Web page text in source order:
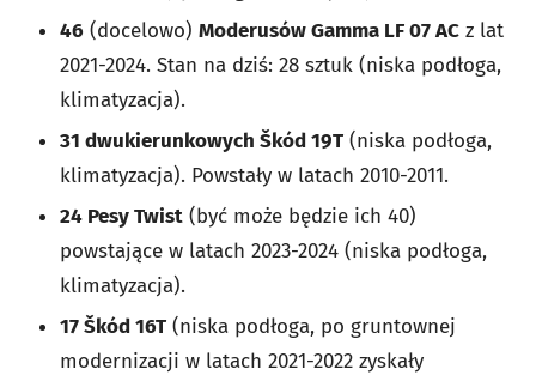
46 (docelowo) Moderusów Gamma LF 07 AC z lat
2021-2024. Stan na dziś: 28 sztuk (niska podłoga,
klimatyzacja).
31 dwukierunkowych Škód 19T (niska podłoga,
klimatyzacja). Powstały w latach 2010-2011.
24 Pesy Twist (być może będzie ich 40)
powstające w latach 2023-2024 (niska podłoga,
klimatyzacja).
17 Škód 16T (niska podłoga, po gruntownej
modernizacji w latach 2021-2022 zyskały